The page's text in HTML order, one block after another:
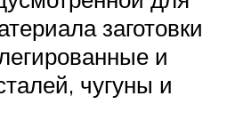
заготовки
и
чугуны и